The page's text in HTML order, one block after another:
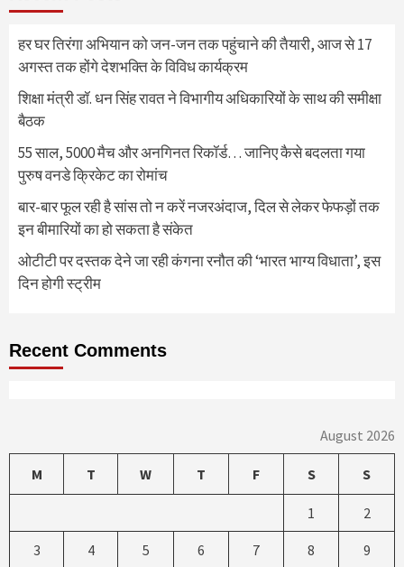
हर घर तिरंगा अभियान को जन-जन तक पहुंचाने की तैयारी, आज से 17
अगस्त तक होंगे देशभक्ति के विविध कार्यक्रम
शिक्षा मंत्री डॉ. धन सिंह रावत ने विभागीय अधिकारियों के साथ की समीक्षा
बैठक
55 साल, 5000 मैच और अनगिनत रिकॉर्ड… जानिए कैसे बदलता गया
पुरुष वनडे क्रिकेट का रोमांच
बार-बार फूल रही है सांस तो न करें नजरअंदाज, दिल से लेकर फेफड़ों तक
इन बीमारियों का हो सकता है संकेत
ओटीटी पर दस्तक देने जा रही कंगना रनौत की ‘भारत भाग्य विधाता’, इस
दिन होगी स्ट्रीम
Recent Comments
August 2026
M T W T F S S
1 2
3 4 5 6 7 8 9